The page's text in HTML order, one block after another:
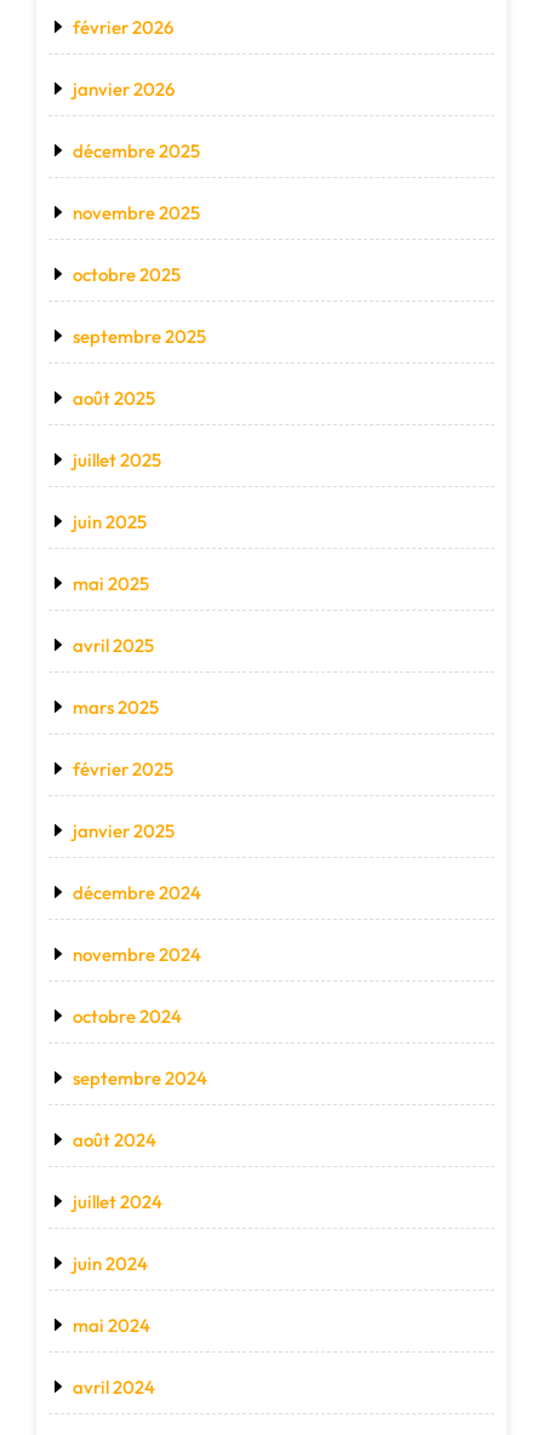
février 2026
janvier 2026
décembre 2025
novembre 2025
octobre 2025
septembre 2025
août 2025
juillet 2025
juin 2025
mai 2025
avril 2025
mars 2025
février 2025
janvier 2025
décembre 2024
novembre 2024
octobre 2024
septembre 2024
août 2024
juillet 2024
juin 2024
mai 2024
avril 2024